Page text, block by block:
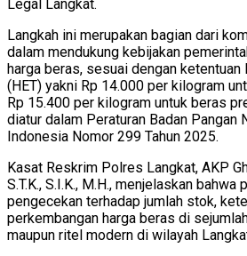
Legal Langkat.
Langkah ini merupakan bagian dari
dalam mendukung kebijakan
harga beras, sesuai dengan ketentuan
(HET) yakni Rp 14.000 per kilogram
Rp 15.400 per kilogram untuk beras
diatur dalam Peraturan Badan Pangan
Indonesia Nomor 299 Tahun 2025.
Kasat Reskrim Polres Langkat, AKP
S.T.K., S.I.K., M.H., menjelaskan bahwa
pengecekan terhadap jumlah stok,
perkembangan harga beras di
maupun ritel modern di wilayah